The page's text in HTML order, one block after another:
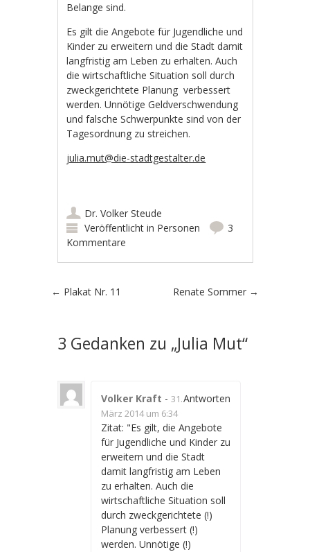
Belange sind.
Es gilt die Angebote für Jugendliche und
Kinder zu erweitern und die Stadt damit
langfristig am Leben zu erhalten. Auch
die wirtschaftliche Situation soll durch
zweckgerichtete Planung verbessert
werden. Unnötige Geldverschwendung
und falsche Schwerpunkte sind von der
Tagesordnung zu streichen.
julia.mut@die-stadtgestalter.de
Dr. Volker Steude
Veröffentlicht in Personen
3
Kommentare
Artikel-Navigation
← Plakat Nr. 11 Renate Sommer →
3 Gedanken zu „Julia Mut“
Volker Kraft - 31.
März 2014 um 6:34
Zitat: "Es gilt, die Angebote
für Jugendliche und Kinder zu
erweitern und die Stadt
damit langfristig am Leben
zu erhalten. Auch die
wirtschaftliche Situation soll
durch zweckgerichtete (!)
Planung verbessert (!)
werden. Unnötige (!)
Antworten